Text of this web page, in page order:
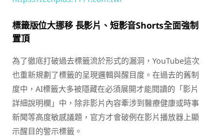
標籤版位大挪移 長影片、短影音Shorts全面強制
置頂
為了徹底打破過去標籤流於形式的漏洞，YouTube這次
也重新規劃了標籤的呈現邏輯與醒目度。在過去的舊制
度中，AI標籤大多被隱藏在必須展開才能閱讀的「影片
詳細說明欄」中，除非影片內容牽涉到醫療健康或時事
新聞等高度敏感議題，官方才會破例在影片播放器上顯
示醒目的警示標籤。